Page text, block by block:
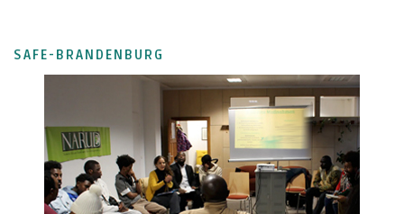
SAFE-BRANDENBURG